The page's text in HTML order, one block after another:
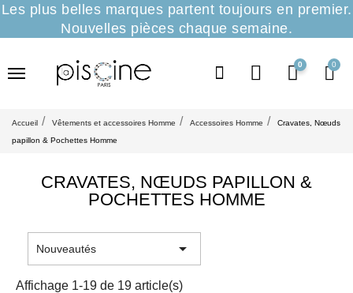
Les plus belles marques partent toujours en premier.
Nouvelles pièces chaque semaine.
0
Accueil Vêtements et accessoires Homme Accessoires Homme
Cravates, Nœuds
papillon & Pochettes Homme
CRAVATES, NŒUDS PAPILLON &
POCHETTES HOMME
Nouveautés 
Affichage 1-19 de 19 article(s)